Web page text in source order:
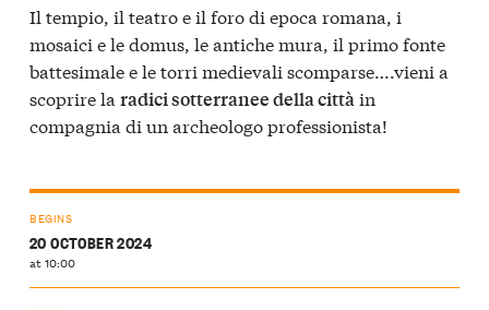
Il tempio, il teatro e il foro di epoca romana, i
mosaici e le domus, le antiche mura, il primo fonte
battesimale e le torri medievali scomparse….vieni a
scoprire la radici sotterranee della cittàin
compagnia di un archeologo professionista!
BEGINS
20 OCTOBER 2024
at 10:00